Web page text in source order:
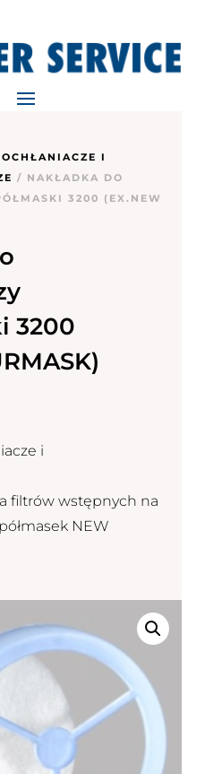
I
/ NAKŁADKA DO
3200 (EX.NEW
3200
i
filtrów wstępnych na
NEW